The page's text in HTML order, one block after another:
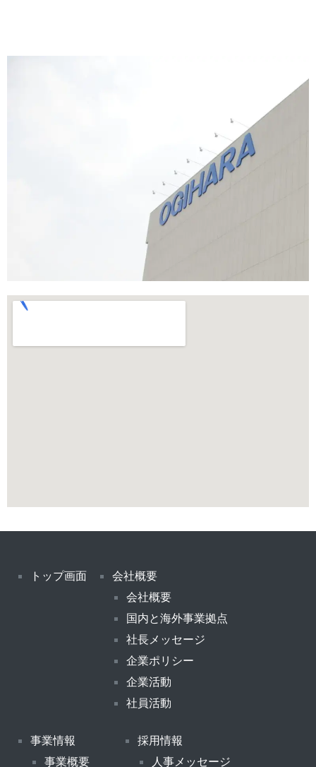
トップ画面
会社概要
会社概要
国内と海外事業拠点
社長メッセージ
企業ポリシー
企業活動
社員活動
事業情報
事業概要
採用情報
人事メッセージ